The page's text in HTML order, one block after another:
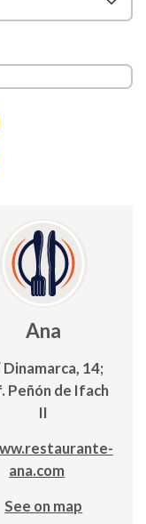
Ana
Dinamarca, 14;
Peñón de Ifach
II
ana.com
See on map